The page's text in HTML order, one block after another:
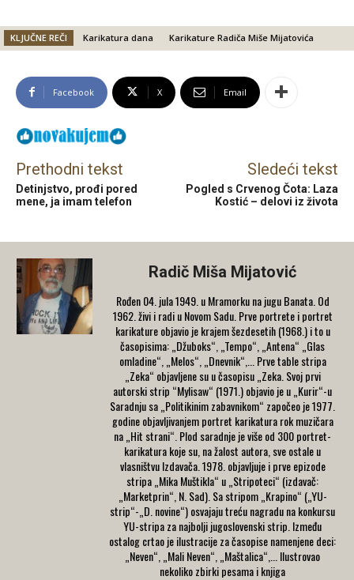
KLJUČNE REČI Karikatura dana Karikature Radiča Miše Mijatovića
Facebook X Email
Prethodni tekst
Detinjstvo, prođi pored
mene, ja imam telefon
Sledeći tekst
Pogled s Crvenog Čota: Laza
Kostić – delovi iz života
Radič Miša Mijatović
Rođen 04. jula 1949. u Mramorku na jugu Banata. Od
1962. živi i radi u Novom Sadu. Prve portrete i portret
karikature objavio je krajem šezdesetih (1968.) i to u
časopisima: „Džuboks“, „Tempo“, „Antena“ „Glas
omladine“, „Melos“, „Dnevnik“,... Prve table stripa
„Zeka“ objavljene su u časopisu „Zeka. Svoj prvi
autorski strip “Мylisaw“ (1971.) objavio je u „Kurir“-u
Saradnju sa „Politikinim zabavnikom“ započeo je 1977.
godine objavljivanjem portret karikatura rok muzičara
na „Hit strani“. Plod saradnje je više od 300 portret-
karikatura koje su, na žalost autora, sve ostale u
vlasništvu Izdavača. 1978. objavljuje i prve epizode
stripa „Mika Muštikla“ u „Stripoteci“ (izdavač:
„Marketprin“, N. Sad). Sa stripom „Krapino“ („YU-
strip“-„D. novine“) osvajaju treću nagradu na konkursu
YU-stripa za najbolji jugoslovenski strip. Između
ostalog crtao je ilustracije za časopise namenjene deci:
„Neven“, „Mali Neven“, „Maštalica“,... Ilustrovao
nekoliko zbirki pesama i knjiga